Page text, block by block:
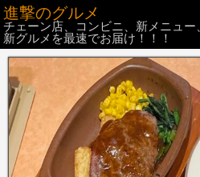
進撃のグルメ
チェーン店、コンビニ、新メニュ
新グルメを最速でお届け！！！